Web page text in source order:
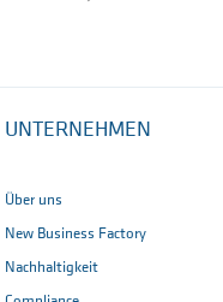
UNTERNEHMEN
Über uns
New Business Factory
Nachhaltigkeit